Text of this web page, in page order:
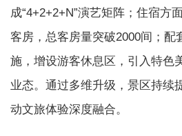
成“4+2+2+N”演艺矩阵；住宿方
客房，总客房量突破2000间；配
施，增设游客休息区，引入特色
业态。通过多维升级，景区持续
动文旅体验深度融合。